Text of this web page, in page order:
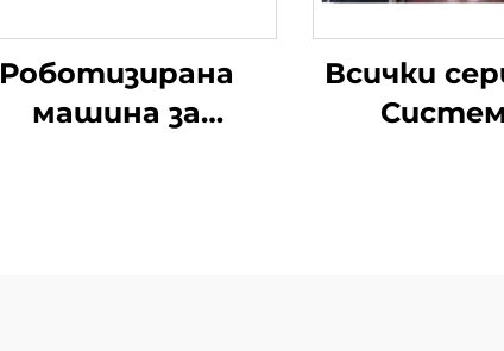
Роботизирана
машина за
Всички